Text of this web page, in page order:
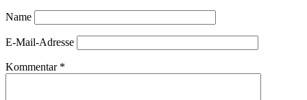
Name
E-Mail-Adresse
Kommentar *